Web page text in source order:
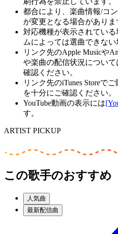
都合により、楽曲情報/コ
が変更となる場合がありま
対応機種が表示されてい
ムによっては選曲できない
リンク先のApple Musicや
や楽曲の配信状況につい
確認ください。
リンク先のiTunes Storeで
を十分にご確認ください。
YouTube動画の表示には
す。
ARTIST PICKUP
この歌手のおすすめ
人気曲
最新配信曲